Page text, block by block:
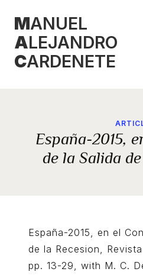
content
MANUEL
ALEJANDRO
CARDENETE
España-2015,
de la Salida
España-2015, en el
de la Recesion,
pp. 13-29, with M. C.